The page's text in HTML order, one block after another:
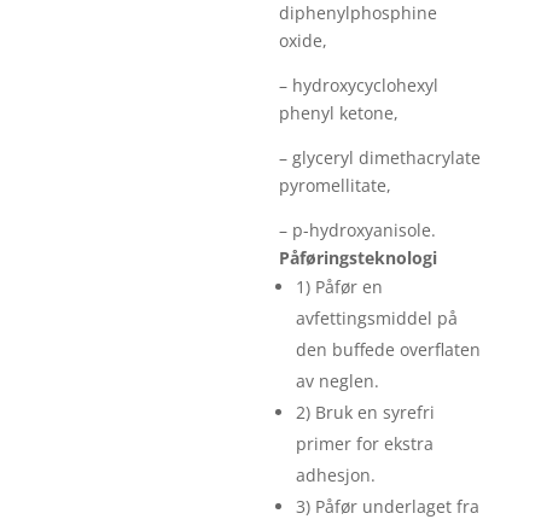
diphenylphosphine
oxide,
– hydroxycyclohexyl
phenyl ketone,
– glyceryl dimethacrylate
pyromellitate,
– p-hydroxyanisole.
Påføringsteknologi
1) Påfør en
avfettingsmiddel på
den buffede overflaten
av neglen.
2) Bruk en syrefri
primer for ekstra
adhesjon.
3) Påfør underlaget fra